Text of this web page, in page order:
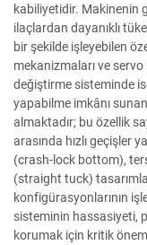
kabiliyetidir. Makinenin
ilaçlardan dayanıklı
bir şekilde işleyebilen
mekanizmaları ve
değiştirme sisteminde
yapabilme imkânı
almaktadır; bu özellik
arasında hızlı geçişler
(crash-lock bottom),
(straight tuck)
konfigürasyonlarının
sisteminin hassasiyeti,
korumak için kritik